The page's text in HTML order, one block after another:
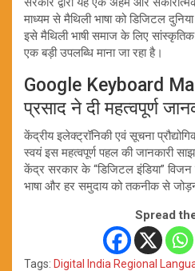
माध्यम से मैथिली भाषा को डिजिटल
इसे मैथिली भाषी समाज के लिए
एक बड़ी उपलब्धि माना जा रहा है।
Google Keyboard
प्रसाद ने दी महत्वपूर्ण
केंद्रीय इलेक्ट्रॉनिकी एवं सूचना
स्वयं इस महत्वपूर्ण पहल की जानकारी
केंद्र सरकार के “डिजिटल इंडिया” विजन
भाषा और हर समुदाय को तकनीक से
Spread
Tags: Digital India Regional